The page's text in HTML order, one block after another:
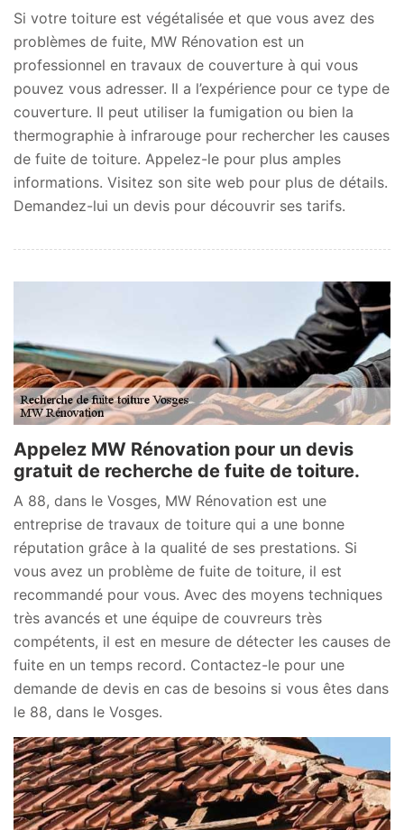
Si votre toiture est végétalisée et que vous avez des
problèmes de fuite, MW Rénovation est un
professionnel en travaux de couverture à qui vous
pouvez vous adresser. Il a l’expérience pour ce type de
couverture. Il peut utiliser la fumigation ou bien la
thermographie à infrarouge pour rechercher les causes
de fuite de toiture. Appelez-le pour plus amples
informations. Visitez son site web pour plus de détails.
Demandez-lui un devis pour découvrir ses tarifs.
Appelez MW Rénovation pour un devis
gratuit de recherche de fuite de toiture.
A 88, dans le Vosges, MW Rénovation est une
entreprise de travaux de toiture qui a une bonne
réputation grâce à la qualité de ses prestations. Si
vous avez un problème de fuite de toiture, il est
recommandé pour vous. Avec des moyens techniques
très avancés et une équipe de couvreurs très
compétents, il est en mesure de détecter les causes de
fuite en un temps record. Contactez-le pour une
demande de devis en cas de besoins si vous êtes dans
le 88, dans le Vosges.